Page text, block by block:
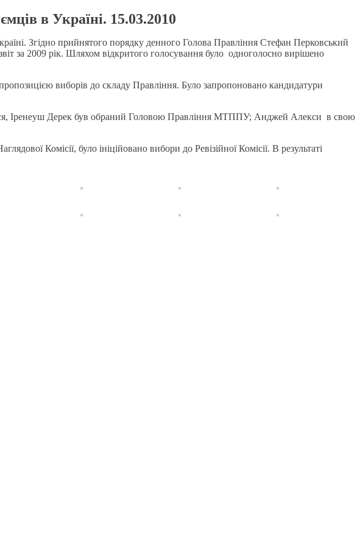
в Україні. 15.03.2010
Згідно прийнятого порядку денного Голова Правління Стефан Перковський
за 2009 рік. Шляхом відкритого голосування було одноголосно вирішено
виборів до складу Правління. Було запропоновано кандидатури
Іренеуш Дерек був обраний Головою Правління МТППУ; Анджей Алекси в свою
Комісії, було ініційовано вибори до Ревізійної Комісії. В результаті